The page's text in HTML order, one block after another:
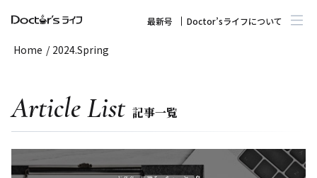
最新号 Doctor’sライフについて
Home / 2024.Spring
Article List 記事一覧